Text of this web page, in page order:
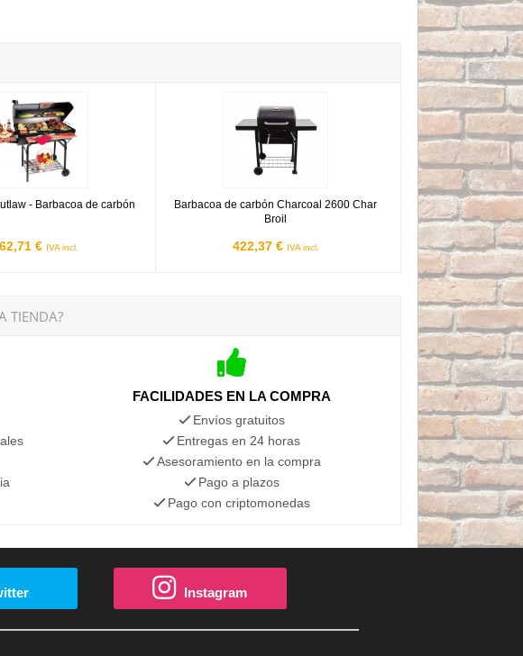
- Barbacoa de carbón
€ IVA incl.
- Barbacoa de carbón
Barbacoa de carbón Charcoal 2600 Char
Broil
422,37 € IVA incl.
Barbacoa de carbón Charcoal 2600 Char Broil
TIENDA?
FACILIDADES EN LA COMPRA
Envíos gratuitos
Entregas en 24 horas
Asesoramiento en la compra
Pago a plazos
Pago con criptomonedas
Instagram